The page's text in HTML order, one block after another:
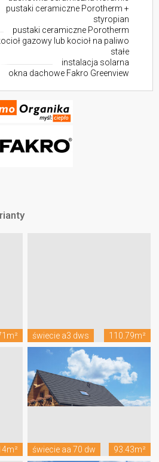
pustaki ceramiczne Porotherm +
styropian
pustaki ceramiczne Porotherm
gazowy lub kocioł na paliwo
stałe
instalacja solarna
okna dachowe Fakro Greenview
świecie a3 dws 110.79m²
świecie aa 70 dw 93.43m²